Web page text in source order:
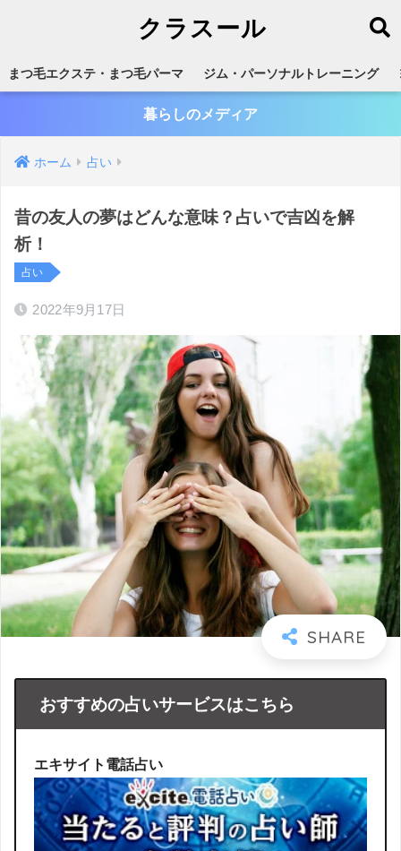
クラスール
まつ毛エクステ・まつ毛パーマ ジム・パーソナルトレーニング
暮らしのメディア
ホーム 占い
昔の友人の夢はどんな意味？占いで吉凶を解
析！
占い
2022年9月17日
おすすめの占いサービスはこちら
エキサイト電話占い